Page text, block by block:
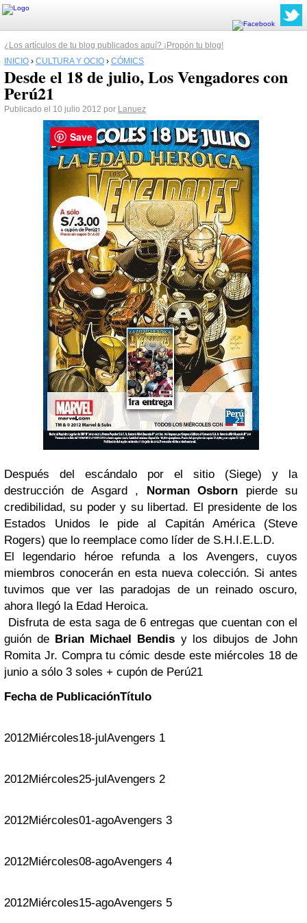
¿Los artículos de tu blog publicados aquí? ¡Propón tu blog!
INICIO › CULTURA Y OCIO › CÓMICS
Desde el 18 de julio, Los Vengadores con
Perú21
Publicado el 10 julio 2012 por Lanuez
Después del escándalo por el sitio (Siege) y la
destrucción de Asgard , Norman Osborn pierde su
credibilidad, su poder y su libertad. El presidente de los
Estados Unidos le pide al Capitán América (Steve
Rogers) que lo reemplace como líder de S.H.I.E.L.D.
El legendario héroe refunda a los Avengers, cuyos
miembros conocerán en esta nueva colección. Si antes
tuvimos que ver las paradojas de un reinado oscuro,
ahora llegó la Edad Heroica.
Disfruta de esta saga de 6 entregas que cuentan con el
guión de Brian Michael Bendis y los dibujos de John
Romita Jr. Compra tu cómic desde este miércoles 18 de
junio a sólo 3 soles + cupón de Perú21
Fecha de PublicaciónTítulo
2012Miércoles18-julAvengers 1
2012Miércoles25-julAvengers 2
2012Miércoles01-agoAvengers 3
2012Miércoles08-agoAvengers 4
2012Miércoles15-agoAvengers 5
Save